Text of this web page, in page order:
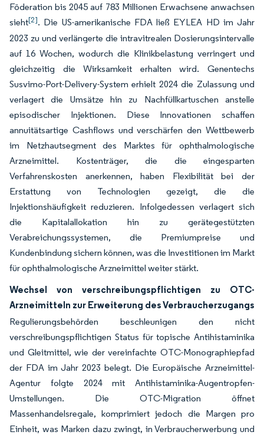
Föderation bis 2045 auf 783 Millionen Erwachsene anwachsen
sieht[2]. Die US-amerikanische FDA ließ EYLEA HD im Jahr
2023 zu und verlängerte die intravitrealen Dosierungsintervalle
auf 16 Wochen, wodurch die Klinikbelastung verringert und
gleichzeitig die Wirksamkeit erhalten wird. Genentechs
Susvimo-Port-Delivery-System erhielt 2024 die Zulassung und
verlagert die Umsätze hin zu Nachfüllkartuschen anstelle
episodischer Injektionen. Diese Innovationen schaffen
annuitätsartige Cashflows und verschärfen den Wettbewerb
im Netzhautsegment des Marktes für ophthalmologische
Arzneimittel. Kostenträger, die die eingesparten
Verfahrenskosten anerkennen, haben Flexibilität bei der
Erstattung von Technologien gezeigt, die die
Injektionshäufigkeit reduzieren. Infolgedessen verlagert sich
die Kapitalallokation hin zu gerätegestützten
Verabreichungssystemen, die Premiumpreise und
Kundenbindung sichern können, was die Investitionen im Markt
für ophthalmologische Arzneimittel weiter stärkt.
Wechsel von verschreibungspflichtigen zu OTC-
Arzneimitteln zur Erweiterung des Verbraucherzugangs
Regulierungsbehörden beschleunigen den nicht
verschreibungspflichtigen Status für topische Antihistaminika
und Gleitmittel, wie der vereinfachte OTC-Monographiepfad
der FDA im Jahr 2023 belegt. Die Europäische Arzneimittel-
Agentur folgte 2024 mit Antihistaminika-Augentropfen-
Umstellungen. Die OTC-Migration öffnet
Massenhandelsregale, komprimiert jedoch die Margen pro
Einheit, was Marken dazu zwingt, in Verbraucherwerbung und